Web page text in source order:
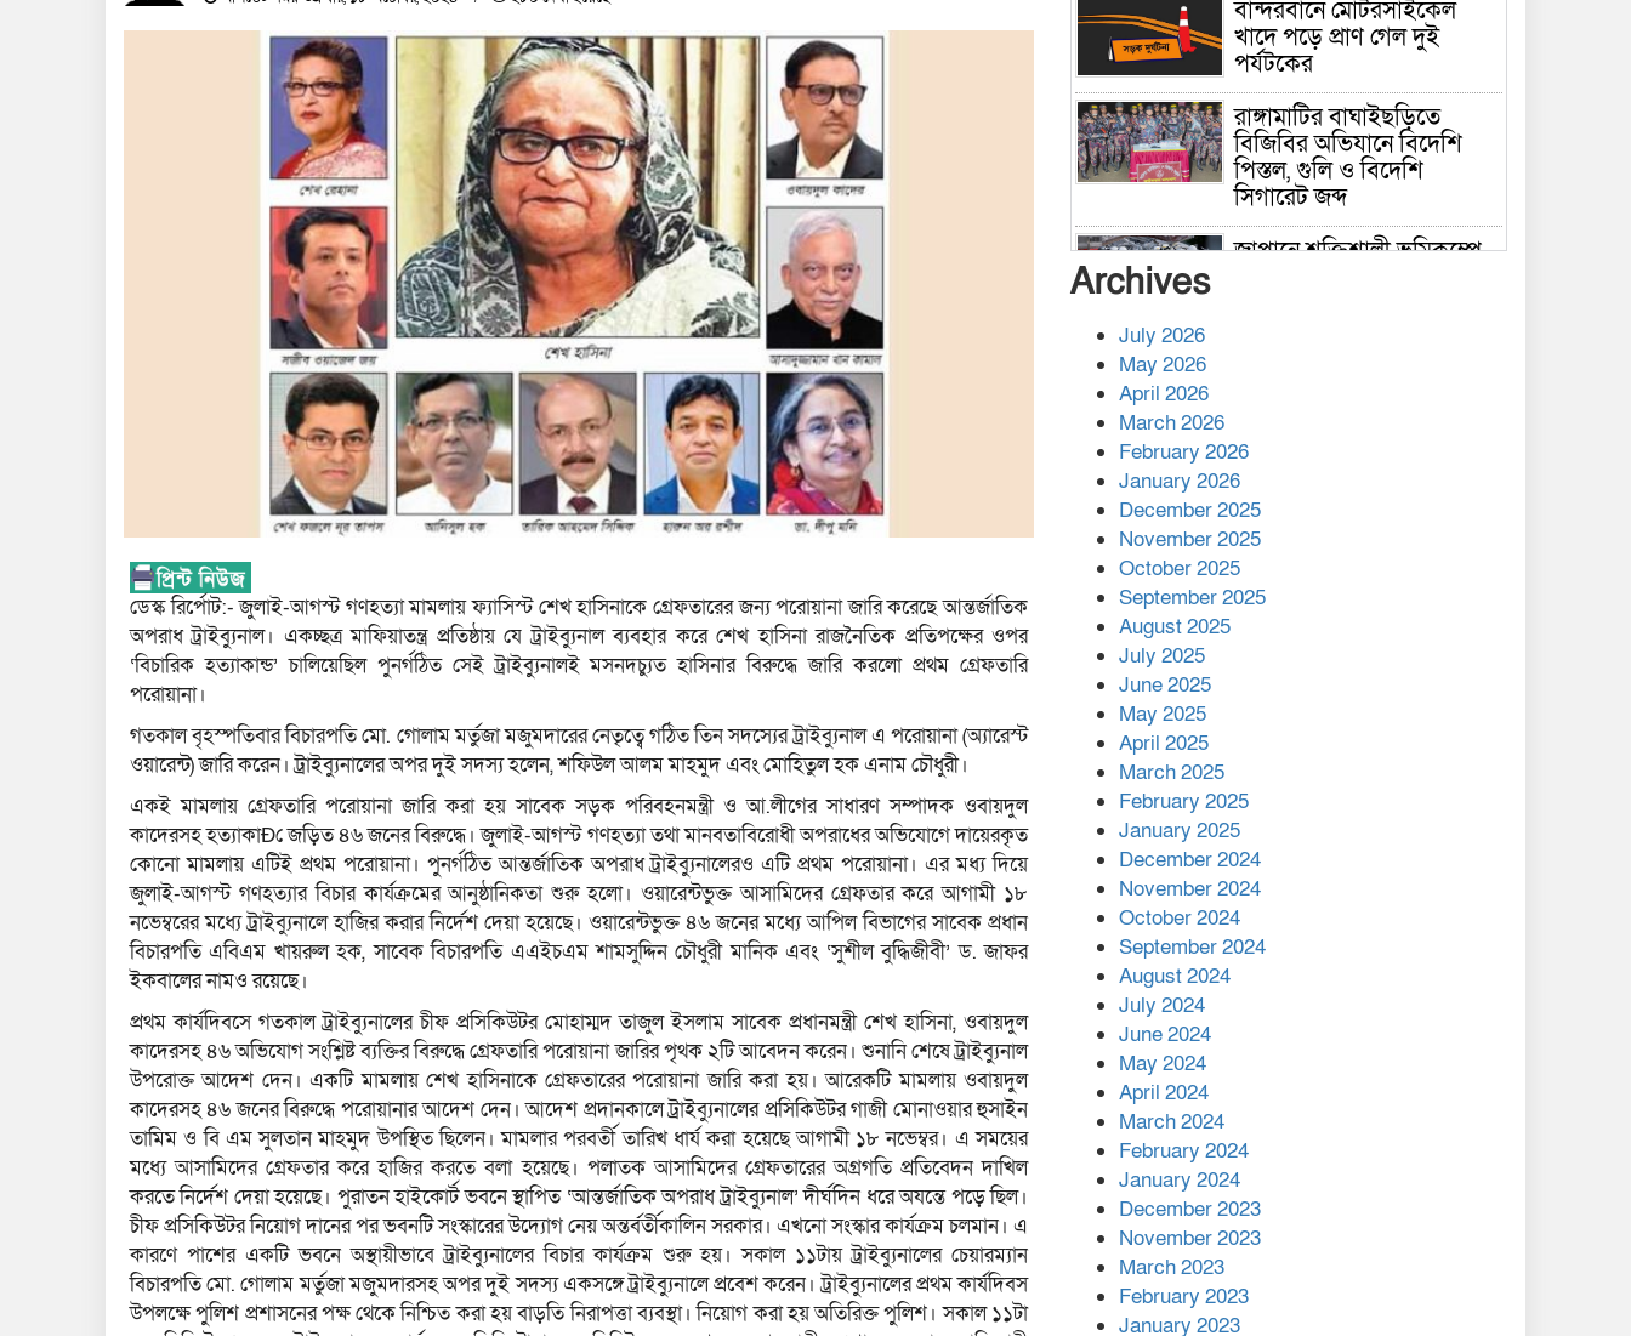
ডেস্ক রির্পোট:- জুলাই-আগস্ট গণহত্যা মামলায় ফ্যাসিস্ট শেখ হাসিনাকে গ্রেফতারের জন্য পরোয়ানা জারি করেছে আন্তর্জাতিক
অপরাধ ট্রাইব্যুনাল। একচ্ছত্র মাফিয়াতন্ত্র প্রতিষ্ঠায় যে ট্রাইব্যুনাল ব্যবহার করে শেখ হাসিনা রাজনৈতিক প্রতিপক্ষের ওপর
‘বিচারিক হত্যাকান্ড’ চালিয়েছিল পুনর্গঠিত সেই ট্রাইব্যুনালই মসনদচ্যুত হাসিনার বিরুদ্ধে জারি করলো প্রথম গ্রেফতারি
পরোয়ানা।
গতকাল বৃহস্পতিবার বিচারপতি মো. গোলাম মর্তুজা মজুমদারের নেতৃত্বে গঠিত তিন সদস্যের ট্রাইব্যুনাল এ পরোয়ানা (অ্যারেস্ট
ওয়ারেন্ট) জারি করেন। ট্রাইব্যুনালের অপর দুই সদস্য হলেন, শফিউল আলম মাহমুদ এবং মোহিতুল হক এনাম চৌধুরী।
একই মামলায় গ্রেফতারি পরোয়ানা জারি করা হয় সাবেক সড়ক পরিবহনমন্ত্রী ও আ.লীগের সাধারণ সম্পাদক ওবায়দুল
কাদেরসহ হত্যাকাÐে জড়িত ৪৬ জনের বিরুদ্ধে। জুলাই-আগস্ট গণহত্যা তথা মানবতাবিরোধী অপরাধের অভিযোগে দায়েরকৃত
কোনো মামলায় এটিই প্রথম পরোয়ানা। পুনর্গঠিত আন্তর্জাতিক অপরাধ ট্রাইব্যুনালেরও এটি প্রথম পরোয়ানা। এর মধ্য দিয়ে
জুলাই-আগস্ট গণহত্যার বিচার কার্যক্রমের আনুষ্ঠানিকতা শুরু হলো। ওয়ারেন্টভুক্ত আসামিদের গ্রেফতার করে আগামী ১৮
নভেম্বরের মধ্যে ট্রাইব্যুনালে হাজির করার নির্দেশ দেয়া হয়েছে। ওয়ারেন্টভুক্ত ৪৬ জনের মধ্যে আপিল বিভাগের সাবেক প্রধান
বিচারপতি এবিএম খায়রুল হক, সাবেক বিচারপতি এএইচএম শামসুদ্দিন চৌধুরী মানিক এবং ‘সুশীল বুদ্ধিজীবী’ ড. জাফর
ইকবালের নামও রয়েছে।
প্রথম কার্যদিবসে গতকাল ট্রাইব্যুনালের চীফ প্রসিকিউটর মোহাম্মদ তাজুল ইসলাম সাবেক প্রধানমন্ত্রী শেখ হাসিনা, ওবায়দুল
কাদেরসহ ৪৬ অভিযোগ সংশ্লিষ্ট ব্যক্তির বিরুদ্ধে গ্রেফতারি পরোয়ানা জারির পৃথক ২টি আবেদন করেন। শুনানি শেষে ট্রাইব্যুনাল
উপরোক্ত আদেশ দেন। একটি মামলায় শেখ হাসিনাকে গ্রেফতারের পরোয়ানা জারি করা হয়। আরেকটি মামলায় ওবায়দুল
কাদেরসহ ৪৬ জনের বিরুদ্ধে পরোয়ানার আদেশ দেন। আদেশ প্রদানকালে ট্রাইব্যুনালের প্রসিকিউটর গাজী মোনাওয়ার হুসাইন
তামিম ও বি এম সুলতান মাহমুদ উপস্থিত ছিলেন। মামলার পরবর্তী তারিখ ধার্য করা হয়েছে আগামী ১৮ নভেম্বর। এ সময়ের
মধ্যে আসামিদের গ্রেফতার করে হাজির করতে বলা হয়েছে। পলাতক আসামিদের গ্রেফতারের অগ্রগতি প্রতিবেদন দাখিল
করতে নির্দেশ দেয়া হয়েছে। পুরাতন হাইকোর্ট ভবনে স্থাপিত ‘আন্তর্জাতিক অপরাধ ট্রাইব্যুনাল’ দীর্ঘদিন ধরে অযন্তে পড়ে ছিল।
চীফ প্রসিকিউটর নিয়োগ দানের পর ভবনটি সংস্কারের উদ্যোগ নেয় অন্তর্বর্তীকালিন সরকার। এখনো সংস্কার কার্যক্রম চলমান। এ
কারণে পাশের একটি ভবনে অস্থায়ীভাবে ট্রাইব্যুনালের বিচার কার্যক্রম শুরু হয়। সকাল ১১টায় ট্রাইব্যুনালের চেয়ারম্যান
বিচারপতি মো. গোলাম মর্তুজা মজুমদারসহ অপর দুই সদস্য একসঙ্গে ট্রাইব্যুনালে প্রবেশ করেন। ট্রাইব্যুনালের প্রথম কার্যদিবস
উপলক্ষে পুলিশ প্রশাসনের পক্ষ থেকে নিশ্চিত করা হয় বাড়তি নিরাপত্তা ব্যবস্থা। নিয়োগ করা হয় অতিরিক্ত পুলিশ। সকাল ১১টা
বান্দরবানে মোটরসাইকেল
খাদে পড়ে প্রাণ গেল দুই
পর্যটকের
রাঙ্গামাটির বাঘাইছড়িতে
বিজিবির অভিযানে বিদেশি
পিস্তল, গুলি ও বিদেশি
সিগারেট জব্দ
জাপানে শক্তিশালী ভূমিকম্পে
কাপ্তাই প্রেস ক্লাবের সভাপতি
মাহফুজ, সম্পাদক রিপন মারমা
নির্বাচিত
মালয়েশিয়ার প্রধানমন্ত্রীকে চিঠি
দেয়ার পর ফোন তারেক
রহমানের,গ্যাস সঙ্কট
মোকাবিলায় সহায়তার আশ্বাস
এক বিলিয়ন ডলার বিনিয়োগ
হবে আনোয়ারায়
বান্দরবানে বন্যায় ক্ষতিগ্রস্তদের
মাঝে সহায়তা দিলেন সাচিং প্রু
জেরী
Archives
July 2026
May 2026
April 2026
March 2026
February 2026
January 2026
December 2025
November 2025
October 2025
September 2025
August 2025
July 2025
June 2025
May 2025
April 2025
March 2025
February 2025
January 2025
December 2024
November 2024
October 2024
September 2024
August 2024
July 2024
June 2024
May 2024
April 2024
March 2024
February 2024
January 2024
December 2023
November 2023
March 2023
February 2023
January 2023